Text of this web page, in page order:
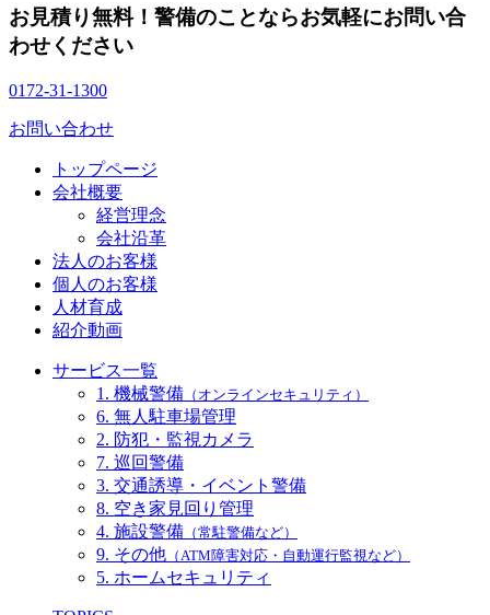
お見積り無料！警備のことならお気軽にお問い合
わせください
0172-31-1300
お問い合わせ
トップページ
会社概要
経営理念
会社沿革
法人のお客様
個人のお客様
人材育成
紹介動画
サービス一覧
1. 機械警備 （オンラインセキュリティ）
6. 無人駐車場管理
2. 防犯・監視カメラ
7. 巡回警備
3. 交通誘導・イベント警備
8. 空き家見回り管理
4. 施設警備 （常駐警備など）
9. その他 （ATM障害対応・自動運行監視など）
5. ホームセキュリティ